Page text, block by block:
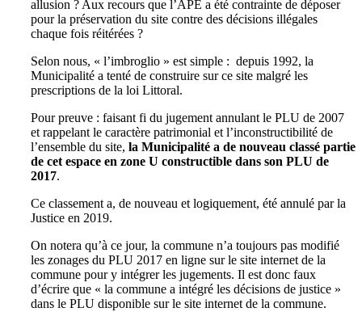
allusion ? Aux recours que l’APE a été contrainte de déposer
pour la préservation du site contre des décisions illégales
chaque fois réitérées ?
Selon nous, « l’imbroglio » est simple : depuis 1992, la
Municipalité a tenté de construire sur ce site malgré les
prescriptions de la loi Littoral.
Pour preuve : faisant fi du jugement annulant le PLU de 2007
et rappelant le caractère patrimonial et l’inconstructibilité de
l’ensemble du site, la Municipalité a de nouveau classé partie
de cet espace en zone U constructible dans son PLU de
2017.
Ce classement a, de nouveau et logiquement, été annulé par la
Justice en 2019.
On notera qu’à ce jour, la commune n’a toujours pas modifié
les zonages du PLU 2017 en ligne sur le site internet de la
commune pour y intégrer les jugements. Il est donc faux
d’écrire que « la commune a intégré les décisions de justice »
dans le PLU disponible sur le site internet de la commune.